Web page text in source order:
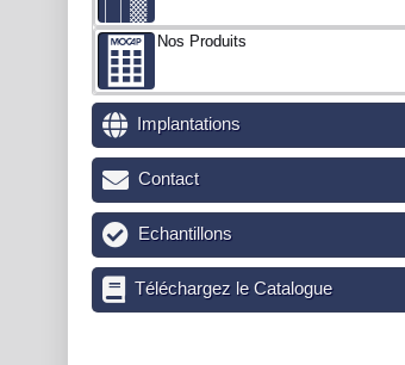
Nos Produits
Implantations
Contact
Echantillons
Téléchargez le Catalogue